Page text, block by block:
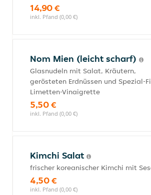
14,90 €
inkl. Pfand (0,00 €)
Nom Mien (leicht scharf)
Glasnudeln mit Salat, Kräutern,
gerösteten Erdnüssen und Spezial-
Limetten-Vinaigrette
5,50 €
inkl. Pfand (0,00 €)
Kimchi Salat
frischer koreanischer Kimchi mit
4,50 €
inkl. Pfand (0,00 €)